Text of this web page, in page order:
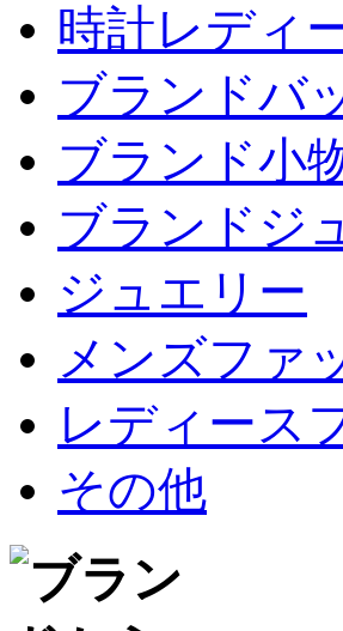
時計レディ
ブランドバ
ブランド小
ブランドジ
ジュエリー
メンズファ
レディース
その他